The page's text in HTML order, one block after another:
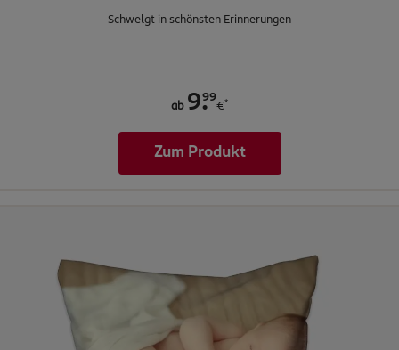
Schwelgt in schönsten Erinnerungen
ab 9.
99
€*
Zum Produkt